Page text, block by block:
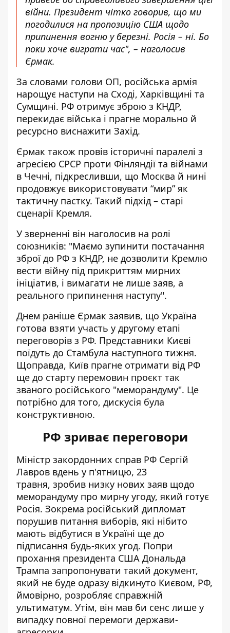
війни. Президент чітко говорив, що ми
погодилися на пропозицію США щодо
припинення вогню у березні. Росія – ні. Бо
поки хоче виграти час", – наголосив
Єрмак.
За словами голови ОП, російська армія
нарощує наступи на Сході, Харківщині та
Сумщині. РФ отримує зброю з КНДР,
перекидає війська і прагне морально й
ресурсно виснажити Захід.
Єрмак також провів історичні паралелі з
агресією СРСР проти Фінляндії та війнами
в Чечні, підкресливши, що Москва й нині
продовжує використовувати “мир” як
тактичну пастку. Такий підхід – старі
сценарії Кремля.
У зверненні він наголосив на ролі
союзників: "Маємо зупинити постачання
зброї до РФ з КНДР, не дозволити Кремлю
вести війну під прикриттям мирних
ініціатив, і вимагати не лише заяв, а
реального припинення наступу".
Днем раніше Єрмак заявив, що Україна
готова взяти участь у другому етапі
переговорів з РФ. Представники Києві
поїдуть до Стамбула наступного тижня.
Щоправда, Київ прагне отримати від РФ
ще до старту перемовин проєкт так
званого російського "меморандуму". Це
потрібно для того, дискусія була
конструктивною.
РФ зриває переговори
Міністр закордонних справ РФ Сергій
Лавров вдень у п'ятницю, 23
травня, зробив низку нових заяв щодо
меморандуму про мирну угоду, який готує
Росія. Зокрема російський дипломат
порушив питання виборів, які нібито
мають відбутися в Україні ще до
підписання будь-яких угод. Попри
прохання президента США Дональда
Трампа запропонувати такий документ,
який не буде одразу відкинуто Києвом, РФ,
ймовірно, розробляє справжній
ультиматум. Утім, він мав би сенс лише у
випадку повної перемоги держави-